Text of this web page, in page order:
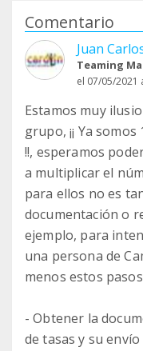
Comentario
Juan
Teaming
el 07/05/2021
Estamos muy
grupo, ¡¡ Ya
!!, esperamos
a multiplicar el
para ellos no es
documentación o
ejemplo, para
una persona de
menos estos
- Obtener la
de tasas y su